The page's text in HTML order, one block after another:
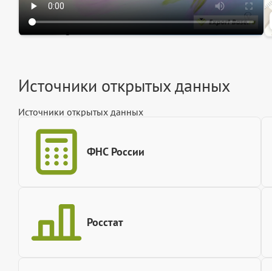
Источники открытых данных
Источники открытых данных
ФНС России
Росстат